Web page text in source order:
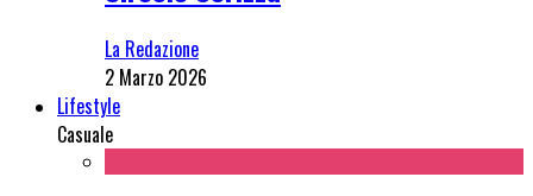
La Redazione
2 Marzo 2026
Lifestyle
Casuale